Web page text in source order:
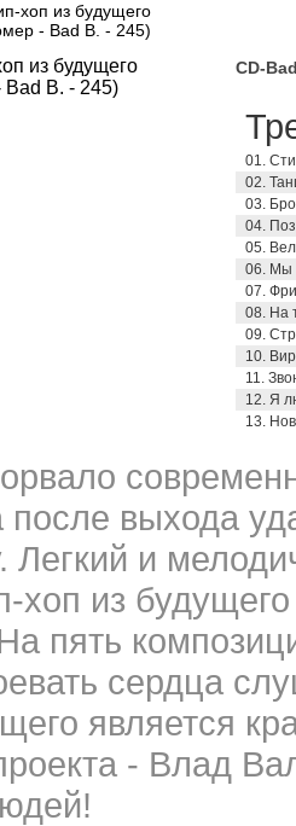
хоп из будущего
- Bad B. - 245)
CD-
01.
02.
03.
04.
05.
06. Мы
07.
08. На
09.
10.
11.
12. Я
13.
после выхода
Легкий и
хоп из
пять
сердца
является
- Влад